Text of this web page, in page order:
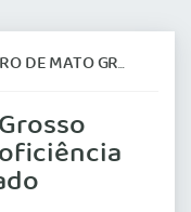
EXAME DE PROFICIÊNCIA EM AUDIÊNCIA NO SENADO